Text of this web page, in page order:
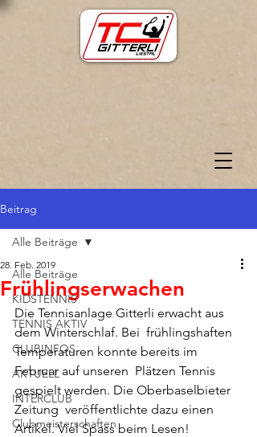
Beitrag
Alle Beiträge
KIDSTENNIS
TENNIS AKTIV
CLUBINFOS
AKTUELL
INTERCLUB
Clubmeisterschaften
Alle Beiträge
Frühlingserwachen
28. Feb. 2019
Die Tennisanlage Gitterli erwacht aus
dem Winterschlaf. Bei  frühlingshaften
Temperaturen konnte bereits im
Februar auf unseren  Plätzen Tennis
gespielt werden. Die Oberbaselbieter
Zeitung  veröffentlichte dazu einen
Artikel. Viel Spass beim Lesen!